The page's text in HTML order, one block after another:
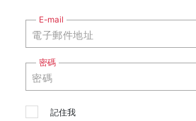
E-mail
密碼
記住我